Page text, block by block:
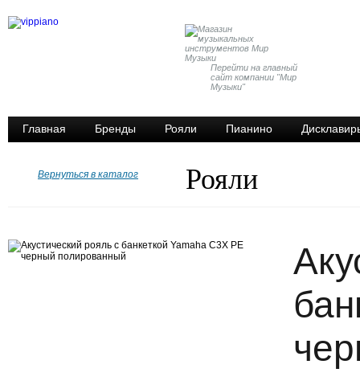
Перейти на главный
сайт компании "Мир
Музыки"
Главная Бренды Рояли Пианино
Вернуться в каталог Рояли